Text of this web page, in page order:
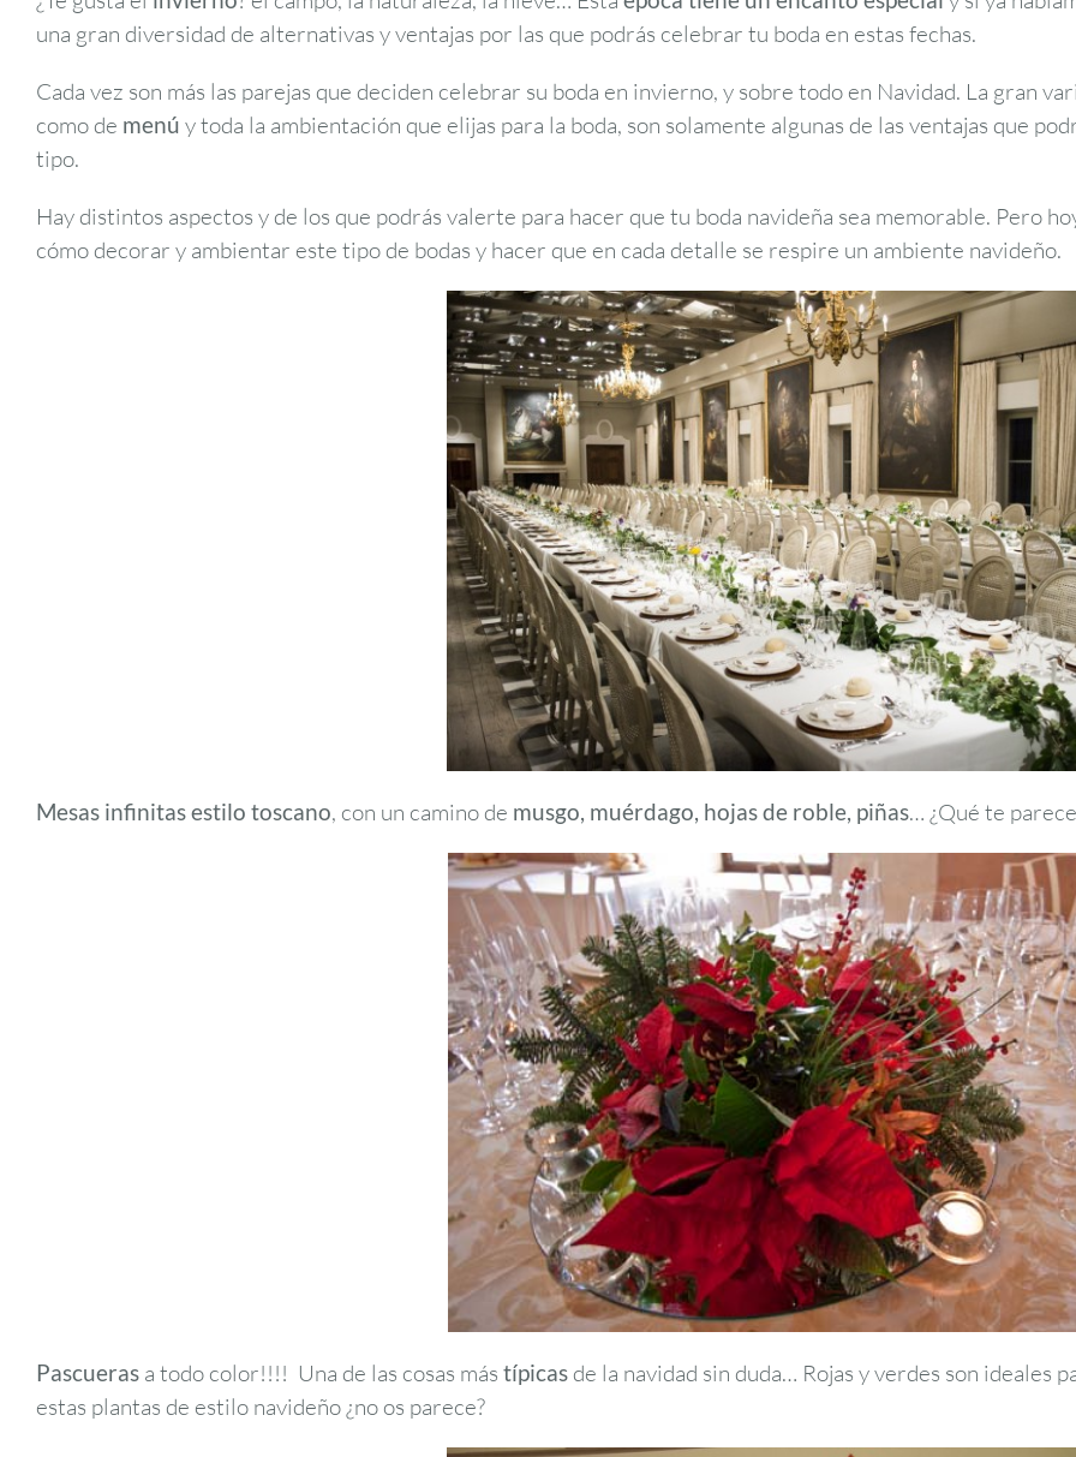
una gran diversidad de alternativas y ventajas por las que podrás celebrar tu boda en estas fechas.
Cada vez son más las parejas que deciden celebrar su boda en invierno, y sobre todo en Navidad. La gran
como de menú y toda la ambientación que elijas para la boda, son solamente algunas de las ventajas que
tipo.
Hay distintos aspectos y de los que podrás valerte para hacer que tu boda navideña sea memorable. Pero
cómo decorar y ambientar este tipo de bodas y hacer que en cada detalle se respire un ambiente navideño.
Mesas infinitas estilo toscano, con un camino de musgo, muérdago, hojas de roble, piñas… ¿Qué te
Pascueras a todo color!!!! Una de las cosas más típicasde la navidad sin duda… Rojas y verdes son
estas plantas de estilo navideño ¿no os parece?